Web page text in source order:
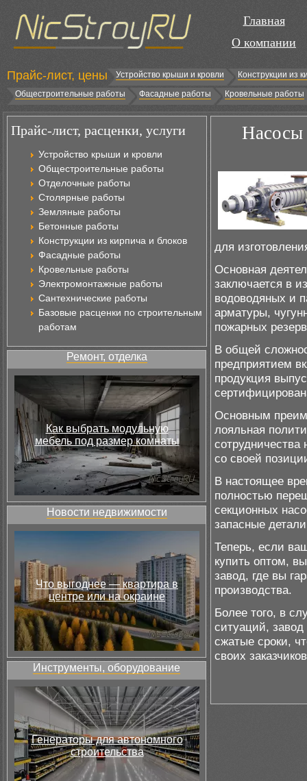
Главная
О компании
Прайс-лист, цены Устройство крыши и кровли
Конструкции из
Общестроительные работы
Фасадные работы Кровельные работы
Прайс-лист, расценки, услуги
Устройство крыши и кровли
Общестроительные работы
Отделочные работы
Столярные работы
Земляные работы
Бетонные работы
Конструкции из кирпича и блоков
Фасадные работы
Кровельные работы
Электромонтажные работы
Сантехнические работы
Базовые расценки по строительным
работам
Ремонт, отделка
Как выбрать модульную
мебель под размер комнаты
Новости недвижимости
Что выгоднее — квартира в
центре или на окраине
Инструменты, оборудование
Генераторы для автономного
строительства
Насосы
для
Основная
заключается в
водоводяных и
арматуры,
пожарных
В общей
предприятием
продукция
Основным
лояльная
сотрудничества
со своей
В настоящее
полностью
секционных
запасные
Теперь, если
купить оптом,
завод, где вы
производства.
Более того, в
ситуаций,
сжатые сроки,
своих